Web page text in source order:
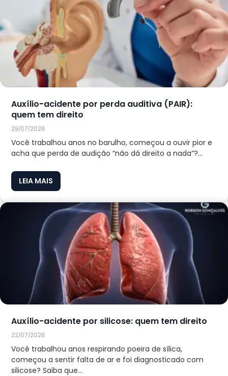
Auxílio-acidente por perda auditiva (PAIR):
quem tem direito
29/07/2026
Você trabalhou anos no barulho, começou a ouvir pior e
acha que perda de audição “não dá direito a nada”?...
LEIA MAIS
Auxílio-acidente por silicose: quem tem direito
22/07/2026
Você trabalhou anos respirando poeira de sílica,
começou a sentir falta de ar e foi diagnosticado com
silicose? Saiba que...